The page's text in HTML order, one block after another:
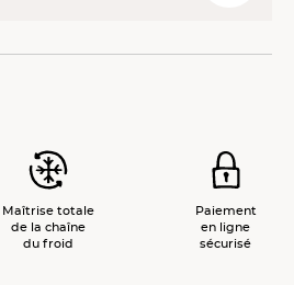
Maîtrise totale
de la chaîne
du froid
Paiement
en ligne
sécurisé